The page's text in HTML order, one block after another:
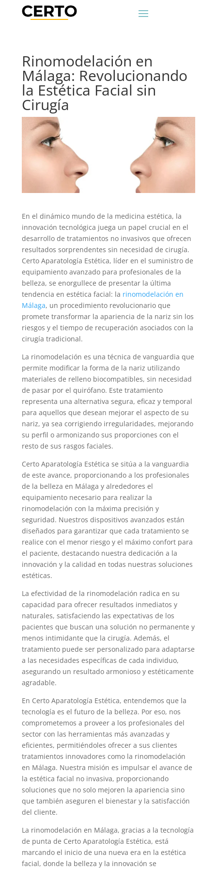
Rinomodelación en
Málaga: Revolucionando
la Estética Facial sin
Cirugía
En el dinámico mundo de la medicina estética, la
innovación tecnológica juega un papel crucial en el
desarrollo de tratamientos no invasivos que ofrecen
resultados sorprendentes sin necesidad de cirugía.
Certo Aparatología Estética, líder en el suministro de
equipamiento avanzado para profesionales de la
belleza, se enorgullece de presentar la última
tendencia en estética facial: la rinomodelación en
Málaga, un procedimiento revolucionario que
promete transformar la apariencia de la nariz sin los
riesgos y el tiempo de recuperación asociados con la
cirugía tradicional.
La rinomodelación es una técnica de vanguardia que
permite modificar la forma de la nariz utilizando
materiales de relleno biocompatibles, sin necesidad
de pasar por el quirófano. Este tratamiento
representa una alternativa segura, eficaz y temporal
para aquellos que desean mejorar el aspecto de su
nariz, ya sea corrigiendo irregularidades, mejorando
su perfil o armonizando sus proporciones con el
resto de sus rasgos faciales.
Certo Aparatología Estética se sitúa a la vanguardia
de este avance, proporcionando a los profesionales
de la belleza en Málaga y alrededores el
equipamiento necesario para realizar la
rinomodelación con la máxima precisión y
seguridad. Nuestros dispositivos avanzados están
diseñados para garantizar que cada tratamiento se
realice con el menor riesgo y el máximo confort para
el paciente, destacando nuestra dedicación a la
innovación y la calidad en todas nuestras soluciones
estéticas.
La efectividad de la rinomodelación radica en su
capacidad para ofrecer resultados inmediatos y
naturales, satisfaciendo las expectativas de los
pacientes que buscan una solución no permanente y
menos intimidante que la cirugía. Además, el
tratamiento puede ser personalizado para adaptarse
a las necesidades específicas de cada individuo,
asegurando un resultado armonioso y estéticamente
agradable.
En Certo Aparatología Estética, entendemos que la
tecnología es el futuro de la belleza. Por eso, nos
comprometemos a proveer a los profesionales del
sector con las herramientas más avanzadas y
eficientes, permitiéndoles ofrecer a sus clientes
tratamientos innovadores como la rinomodelación
en Málaga. Nuestra misión es impulsar el avance de
la estética facial no invasiva, proporcionando
soluciones que no solo mejoren la apariencia sino
que también aseguren el bienestar y la satisfacción
del cliente.
La rinomodelación en Málaga, gracias a la tecnología
de punta de Certo Aparatología Estética, está
marcando el inicio de una nueva era en la estética
facial, donde la belleza y la innovación se